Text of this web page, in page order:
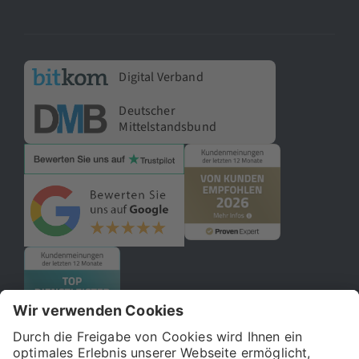
Digital Verband
Deutscher
Mittelstandsbund